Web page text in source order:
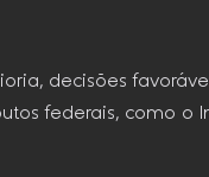
decisões
federais, como o